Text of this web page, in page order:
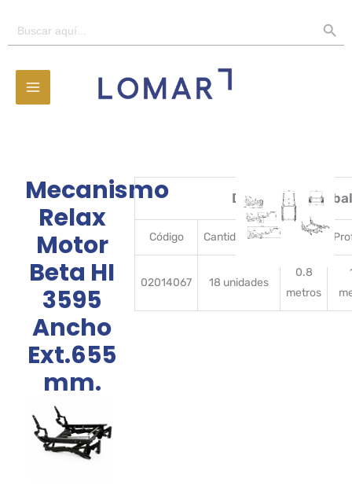
Buscar:
Mecanismo
Relax
Motor
Beta HI
3595
Ancho
Ext.655
mm.
Detalles del
Código CantidadBulto Ancho
02014067 18 unidades
0.8
metros